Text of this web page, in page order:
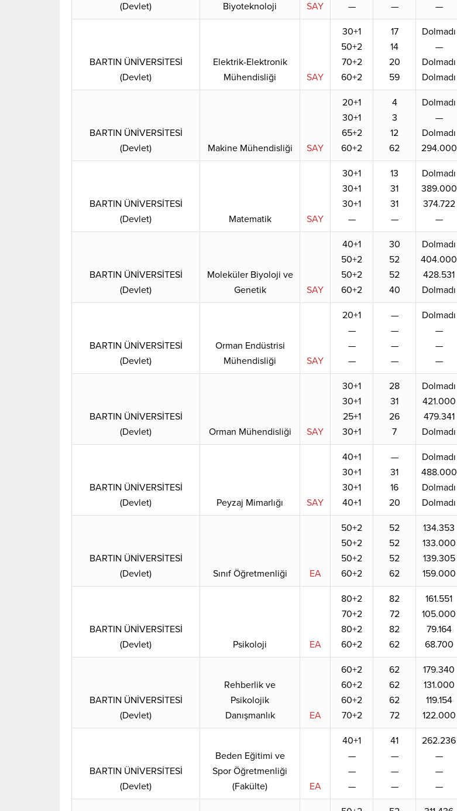
(Devlet)
Biyoteknoloji SAY
—
—
—
BARTIN ÜNİVERSİTESİ
(Devlet)
Elektrik-Elektronik
Mühendisliği
SAY
30+1
50+2
70+2
60+2
17
14
20
59
Dolmadı
—
Dolmadı
Dolmadı
BARTIN ÜNİVERSİTESİ
(Devlet)
Makine Mühendisliği SAY
20+1
30+1
65+2
60+2
4
3
12
62
Dolmadı
—
Dolmadı
294.000
BARTIN ÜNİVERSİTESİ
(Devlet)
Matematik SAY
30+1
30+1
30+1
—
13
31
31
—
Dolmadı
389.000
374.722
—
BARTIN ÜNİVERSİTESİ
(Devlet)
Moleküler Biyoloji ve
Genetik
SAY
40+1
50+2
50+2
60+2
30
52
52
40
Dolmadı
404.000
428.531
Dolmadı
BARTIN ÜNİVERSİTESİ
(Devlet)
Orman Endüstrisi
Mühendisliği
SAY
20+1
—
—
—
—
—
—
—
Dolmadı
—
—
—
BARTIN ÜNİVERSİTESİ
(Devlet)
Orman Mühendisliği SAY
30+1
30+1
25+1
30+1
28
31
26
7
Dolmadı
421.000
479.341
Dolmadı
BARTIN ÜNİVERSİTESİ
(Devlet)
Peyzaj Mimarlığı SAY
40+1
30+1
30+1
40+1
—
31
16
20
Dolmadı
488.000
Dolmadı
Dolmadı
BARTIN ÜNİVERSİTESİ
(Devlet)
Sınıf Öğretmenliği EA
50+2
50+2
50+2
60+2
52
52
52
62
134.353
133.000
139.305
159.000
BARTIN ÜNİVERSİTESİ
(Devlet)
Psikoloji EA
80+2
70+2
80+2
60+2
82
72
82
62
161.551
105.000
79.164
68.700
BARTIN ÜNİVERSİTESİ
(Devlet)
Rehberlik ve
Psikolojik
Danışmanlık
EA
60+2
60+2
60+2
70+2
62
62
62
72
179.340
131.000
119.154
122.000
BARTIN ÜNİVERSİTESİ
(Devlet)
Beden Eğitimi ve
Spor Öğretmenliği
(Fakülte)
EA
40+1
—
—
—
41
—
—
—
262.236
—
—
—